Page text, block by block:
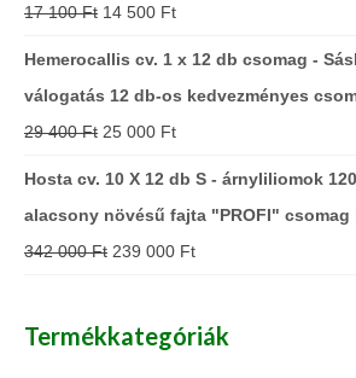
17 100Ft 14 500 Ft
Hemerocallis cv. 1 x 12 db csomag -
válogatás 12 db-os kedvezményes
29 400Ft 25 000 Ft
Hosta cv. 10 X 12 db S - árnyliliomok
alacsony növésű fajta "PROFI" csomag
342 000Ft 239 000 Ft
Termékkategóriák